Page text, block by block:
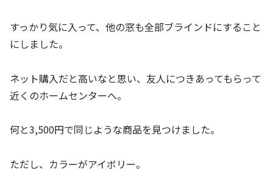
すっかり気に入って、他の窓も全部ブラインドにすること
にしました。
ネット購入だと高いなと思い、友人につきあってもらって
近くのホームセンターへ。
何と3,500円で同じような商品を見つけました。
ただし、カラーがアイボリー。